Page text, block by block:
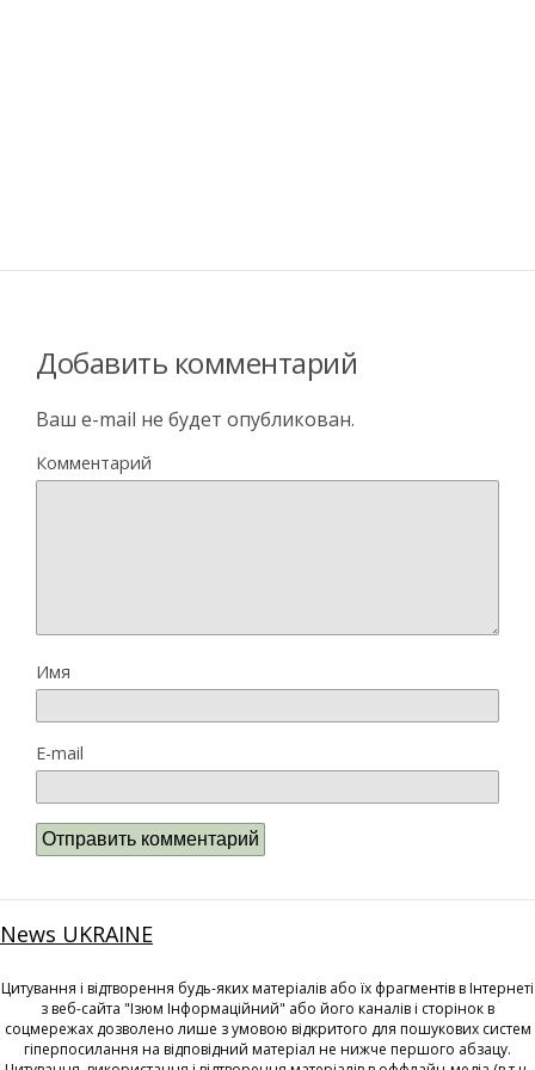
Добавить комментарий
Ваш e-mail не будет опубликован.
Комментарий
Имя
E-mail
News UKRAINE
Цитування і відтворення будь-яких матеріалів або їх фрагментів в Інтернеті
з веб-сайта "Ізюм Інформаційний" або його каналів і сторінок в
соцмережах дозволено лише з умовою відкритого для пошукових систем
гіперпосилання на відповідний матеріал не нижче першого абзацу.